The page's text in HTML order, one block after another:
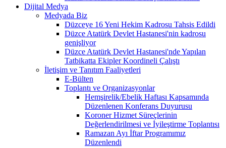
Dijital Medya
Medyada Biz
Düzceye 16 Yeni Hekim Kadrosu Tahsis Edildi
Düzce Atatürk Devlet Hastanesi'nin kadrosu
genişliyor
Düzce Atatürk Devlet Hastanesi'nde Yapılan
Tatbikatta Ekipler Koordineli Çalıştı
İletişim ve Tanıtım Faaliyetleri
E-Bülten
Toplantı ve Organizasyonlar
Hemşirelik/Ebelik Haftası Kapsamında
Düzenlenen Konferans Duyurusu
Koroner Hizmet Süreçlerinin
Değerlendirilmesi ve İyileştirme Toplantısı
Ramazan Ayı İftar Programımız
Düzenlendi